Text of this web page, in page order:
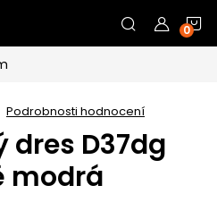
Podrobnosti hodnocení
D37dg
modrá